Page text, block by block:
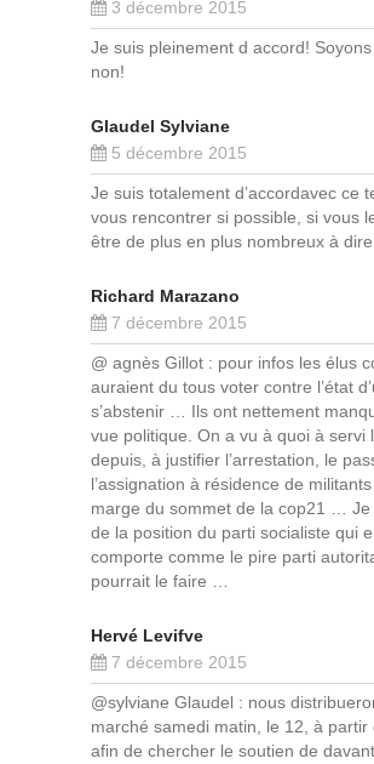
3 décembre 2015
Je suis pleinement d accord!
non!
Glaudel Sylviane
5 décembre 2015
Je suis totalement d’accordavec ce
vous rencontrer si possible, si vous
être de plus en plus nombreux à
Richard Marazano
7 décembre 2015
@ agnès Gillot : pour infos les élus
auraient du tous voter contre l’état
s’abstenir … Ils ont nettement
vue politique. On a vu à quoi à servi
depuis, à justifier l’arrestation, le
l’assignation à résidence de
marge du sommet de la cop21 …
de la position du parti socialiste qui
comporte comme le pire parti
pourrait le faire …
Hervé Levifve
7 décembre 2015
@sylviane Glaudel : nous
marché samedi matin, le 12, à partir
afin de chercher le soutien de